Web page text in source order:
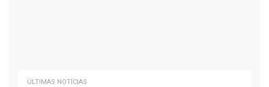
ÚLTIMAS NOTÍCIAS